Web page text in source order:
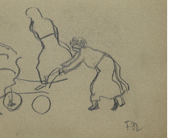
Arbeit
Landschaft
Landschaften
Landschaft